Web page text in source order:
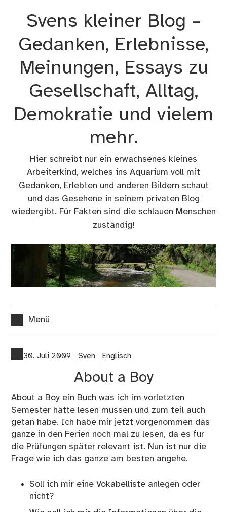
Svens kleiner Blog –
Gedanken, Erlebnisse,
Meinungen, Essays zu
Gesellschaft, Alltag,
Demokratie und vielem
mehr.
Hier schreibt nur ein erwachsenes kleines
Arbeiterkind, welches ins Aquarium voll mit
Gedanken, Erlebten und anderen Bildern schaut
und das Gesehene in seinem privaten Blog
wiedergibt. Für Fakten sind die schlauen Menschen
zuständig!
Menü
30. Juli 2009 Sven Englisch
About a Boy
About a Boy ein Buch was ich im vorletzten
Semester hätte lesen müssen und zum teil auch
getan habe. Ich habe mir jetzt vorgenommen das
ganze in den Ferien noch mal zu lesen, da es für
die Prüfungen später relevant ist. Nun ist nur die
Frage wie ich das ganze am besten angehe.
Soll ich mir eine Vokabelliste anlegen oder
nicht?